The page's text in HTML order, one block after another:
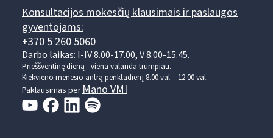
Konsultacijos mokesčių klausimais ir paslaugos
gyventojams:
+370 5 260 5060
Darbo laikas: I-IV 8.00-17.00, V 8.00-15.45.
Prieššventinę dieną - viena valanda trumpiau.
Kiekvieno mėnesio antrą penktadienį 8.00 val. - 12.00 val.
Paklausimas per Mano VMI